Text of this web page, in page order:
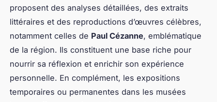
proposent des analyses détaillées, des extraits
littéraires et des reproductions d’œuvres célèbres,
notamment celles de Paul Cézanne, emblématique
de la région. Ils constituent une base riche pour
nourrir sa réflexion et enrichir son expérience
personnelle. En complément, les expositions
temporaires ou permanentes dans les musées